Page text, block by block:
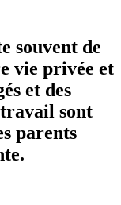
souvent de
vie privée et
et des
travail sont
parents